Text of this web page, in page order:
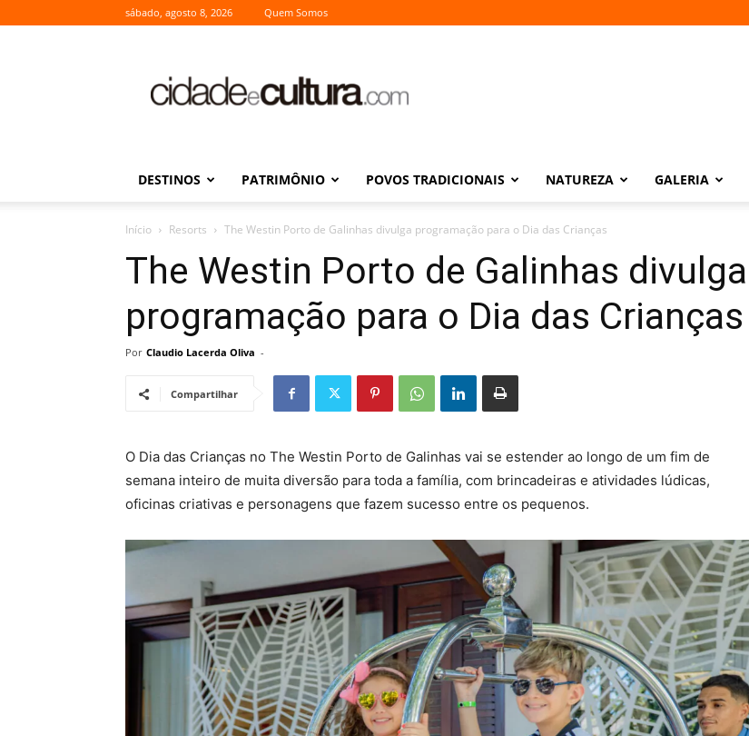
sábado, agosto 8, 2026 Quem Somos
Cultura
DESTINOS PATRIMÔNIO POVOS TRADICIONAIS NATUREZA GALERIA
Início Resorts The Westin Porto de Galinhas divulga programação para o Dia das Crianças
The Westin Porto de Galinhas divulga
programação para o Dia das Crianças
Por Claudio Lacerda Oliva -
Compartilhar
O Dia das Crianças no The Westin Porto de Galinhas vai se estender ao longo de um fim de
semana inteiro de muita diversão para toda a família, com brincadeiras e atividades lúdicas,
oficinas criativas e personagens que fazem sucesso entre os pequenos.